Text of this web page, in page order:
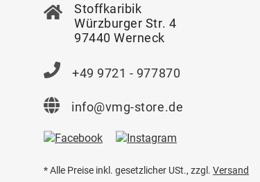
Stoffkaribik
Würzburger Str. 4
97440 Werneck
+49 9721 - 977870
info@vmg-store.de
* Alle Preise inkl. gesetzlicher USt., zzgl. Versand